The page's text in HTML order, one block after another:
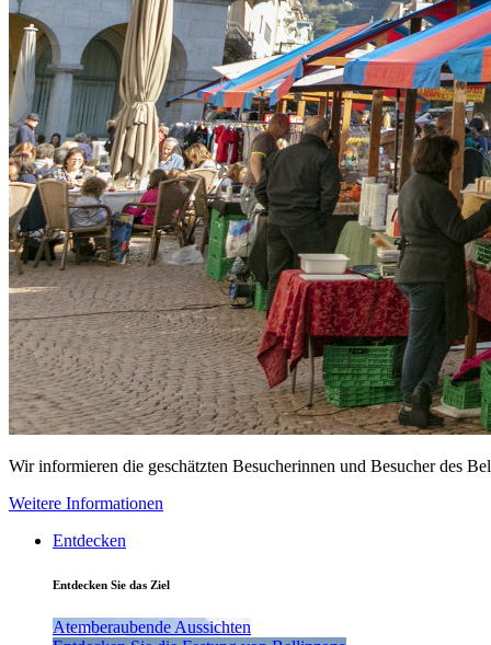
Wir informieren die geschätzten Besucherinnen und Besucher des
Weitere Informationen
Entdecken
Entdecken Sie das Ziel
Atemberaubende Aussichten